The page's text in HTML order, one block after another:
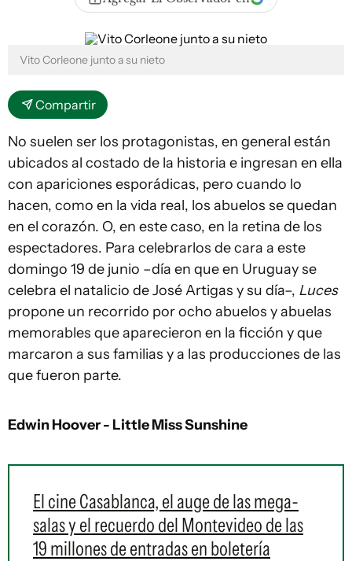
Vito Corleone junto a su nieto
Compartir
No suelen ser los protagonistas, en general están
ubicados al costado de la historia e ingresan en ella
con apariciones esporádicas, pero cuando lo
hacen, como en la vida real, los abuelos se quedan
en el corazón. O, en este caso, en la retina de los
espectadores. Para celebrarlos de cara a este
domingo 19 de junio –día en que en Uruguay se
celebra el natalicio de José Artigas y su día–, Luces
propone un recorrido por ocho abuelos y abuelas
memorables que aparecieron en la ficción y que
marcaron a sus familias y a las producciones de las
que fueron parte.
Edwin Hoover - Little Miss Sunshine
El cine Casablanca, el auge de las mega-
salas y el recuerdo del Montevideo de las
19 millones de entradas en boletería